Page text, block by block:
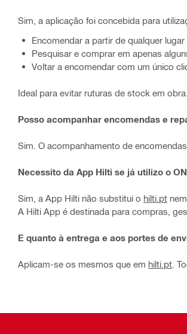
Sim, a aplicação foi concebida para
Encomendar a partir de qualquer lugar
Pesquisar e comprar em apenas
Voltar a encomendar com um único
Ideal para evitar ruturas de stock em obra.
Posso acompanhar encomendas e
Sim. O acompanhamento de
Necessito da App Hilti se já utilizo o
Sim, a App Hilti não substitui o hilti.pt
A Hilti App é destinada para compras,
E quanto à entrega e aos portes de
Aplicam-se os mesmos que em hilti.pt .